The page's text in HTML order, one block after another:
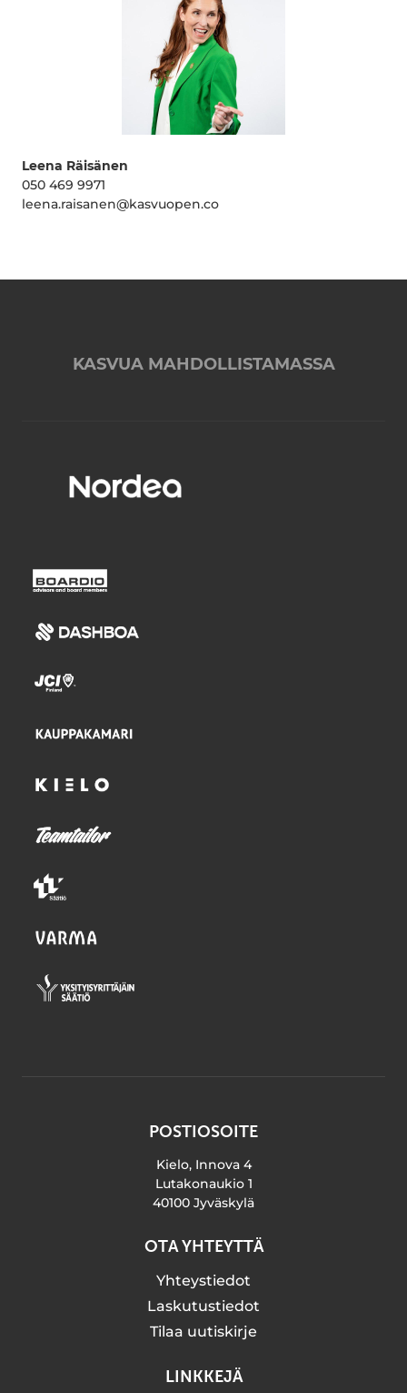
Leena Räisänen
050 469 9971
leena.raisanen@kasvuopen.co
KASVUA MAHDOLLISTAMASSA
POSTIOSOITE
Kielo, Innova 4
Lutakonaukio 1
40100 Jyväskylä
OTA YHTEYTTÄ
Yhteystiedot
Laskutustiedot
Tilaa uutiskirje
LINKKEJÄ